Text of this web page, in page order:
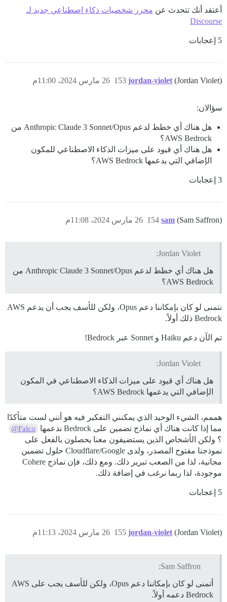
أعتقد أنك تتحدث عن محرر شخصيات ذكاء اصطناعي جديد لـ
Discourse
5 إعجابات
jordan-violet (Jordan Violet) 26 مارس 2024، 11:00م 153
سؤالان:
هل هناك أي خطط لدعم Anthropic Claude 3 Sonnet/Opus من
AWS Bedrock؟
هل هناك أي قيود على ميزات الذكاء الاصطناعي للمكون
الإضافي التي يدعمها AWS Bedrock؟
3 إعجابات
sam (Sam Saffron) 26 مارس 2024، 11:08م 154
Jordan Violet:
هل هناك أي خطط لدعم Anthropic Claude 3 Sonnet/Opus من
AWS Bedrock؟
نتمنى لو كان بإمكاننا دعم Opus، ولكن للأسف يجب أن يدعم AWS
Bedrock ذلك أولاً.
تم الآن دعم Haiku و Sonnet عبر Bedrock!
Jordan Violet:
هل هناك أي قيود على ميزات الذكاء الاصطناعي في المكون
الإضافي التي يدعمها AWS Bedrock؟
هممم، الشيء الوحيد الذي يمكنني التفكير فيه هو أنني لست متأكدًا
مما إذا كانت هناك أي نماذج تضمين على Bedrock ندعمها
@Falco
؟ ولكن الأشخاص الذين يستضيفون معنا يحصلون بالفعل على
نموذجنا مفتوح المصدر، ولدى Cloudflare/Google حلول تضمين
مجانية، لذا من الصعب تبرير ذلك. ومع ذلك، فإن نماذج Cohere
موجودة، لذا ربما نرغب في إضافة ذلك.
5 إعجابات
jordan-violet (Jordan Violet) 26 مارس 2024، 11:13م 155
Sam Saffron:
أتمنى لو كان بإمكاننا دعم Opus، ولكن للأسف يجب على AWS
Bedrock دعمه أولاً.